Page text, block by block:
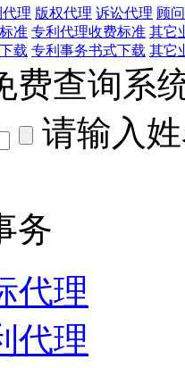
理 版权代理 诉讼代理 顾
准 专利代理收费标准 其它
载 专利事务书式下载 其它
费查询系
请输入
务
代理
代理